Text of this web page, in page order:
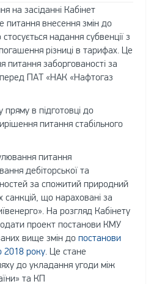
на засіданні Кабінет
питання внесення змін до
надання субвенції з
різниці в тарифах. Це
питання заборгованості за
ПАТ «НАК «Нафтогаз
пряму в підготовці до
питання стабільного
питання
дебіторської та
за спожитий природний
що нараховані за
На розгляд Кабінету
проект постанови КМУ
вище змін до постанови
року. Це стане
до укладання угоди між
та КП